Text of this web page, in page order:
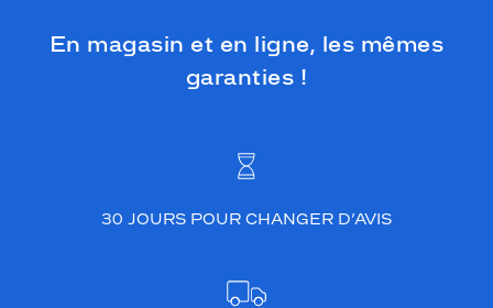
En magasin et en ligne, les mêmes
garanties !
30 JOURS POUR CHANGER D’AVIS